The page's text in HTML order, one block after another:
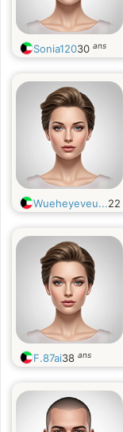
Sonia12030 ans
Wueheyeveu...22
F.87ai38 ans